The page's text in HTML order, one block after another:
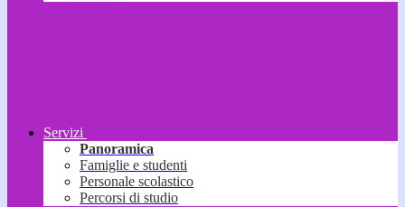
Servizi
Panoramica
Famiglie e studenti
Personale scolastico
Percorsi di studio